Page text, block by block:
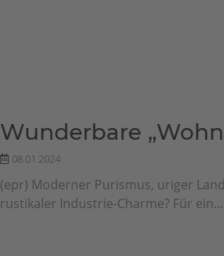
Wunderbare
08.01.2024
(epr) Moderner Purismus, uriger
rustikaler Industrie-Charme? Für ein...